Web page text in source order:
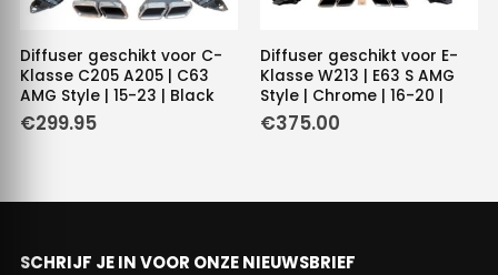
Diffuser geschikt voor C-
Klasse C205 A205 | C63
AMG Style | 15-23 | Black
€299.95
Diffuser geschikt voor E-
Klasse W213 | E63 S AMG
Style | Chrome | 16-20 |
€375.00
SCHRIJF JE IN VOOR ONZE NIEUWSBRIEF